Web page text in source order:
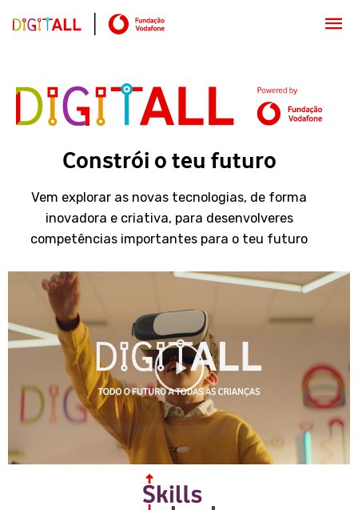
Constrói o teu futuro
Vem explorar as novas tecnologias, de forma
inovadora e criativa, para desenvolveres
competências importantes para o teu futuro